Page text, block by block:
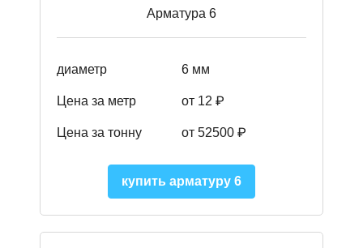
Арматура 6
диаметр 6 мм
Цена за метр от 12 ₽
Цена за тонну от 52500 ₽
купить арматуру 6